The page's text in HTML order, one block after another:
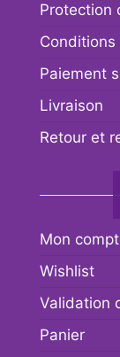
Protection
Conditions
Paiement
Livraison
Retour et
Mon
Wishlist
Validation
Panier